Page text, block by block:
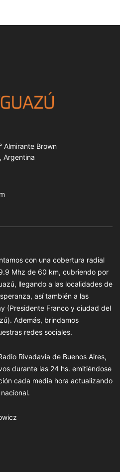
Almirante Brown
Argentina
con una cobertura radial
Mhz de 60 km, cubriendo por
llegando a las localidades de
así también a las
(Presidente Franco y ciudad del
Además, brindamos
redes sociales.
Rivadavia de Buenos Aires,
durante las 24 hs. emitiéndose
cada media hora actualizando